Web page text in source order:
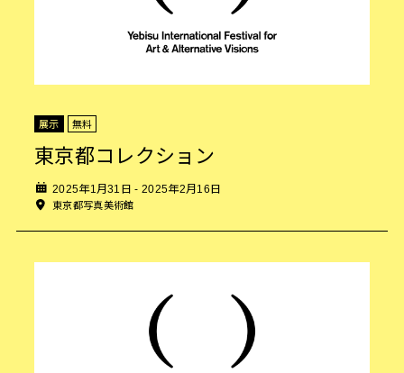
展示 無料
東京都コレクション
2025年1月31日 - 2025年2月16日
東京都写真美術館